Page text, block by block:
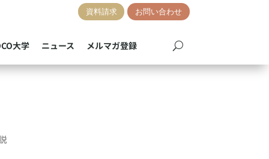
資料請求 お問い合わせ
大学 ニュース メルマガ登録